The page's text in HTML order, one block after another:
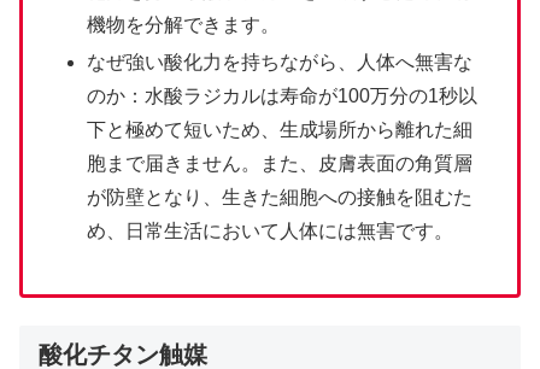
機物を分解できます。
なぜ強い酸化力を持ちながら、人体へ無害な
のか：水酸ラジカルは寿命が100万分の1秒以
下と極めて短いため、生成場所から離れた細
胞まで届きません。また、皮膚表面の角質層
が防壁となり、生きた細胞への接触を阻むた
め、日常生活において人体には無害です。
酸化チタン触媒